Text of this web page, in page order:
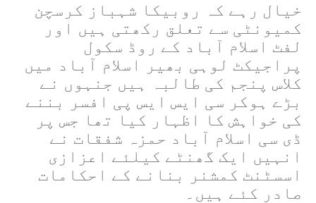
خیال رہے کہ روبیکا شہباز کرسچن
کمیونٹی سے تعلق رکھتی ہیں اور
لفٹ اسلام آباد کے روڈ سکول
پراجیکٹ لوہی بھیر اسلام آباد میں
کلاس پنجم کی طالبہ ہیں جنہوں نے
بڑے ہوکر سی ایس ایس پی افسر بننے
کی خواہش کا اظہار کیا تھا جس پر
ڈی سی اسلام آباد حمزہ شفقات نے
انہیں ایک گھنٹے کیلئے اعزازی
اسسٹنٹ کمشنر بنانے کے احکامات
صادر کئے ہیں۔